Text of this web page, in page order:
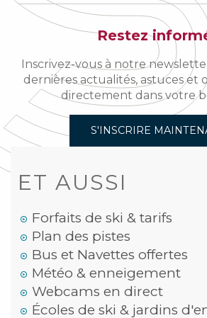
Restez
Inscrivez-vous à notre
dernières actualités, astuces et
directement dans votre
S'INSCRIRE
ET AUSSI
Forfaits de ski & tarifs
Plan des pistes
Bus et Navettes offertes
Météo & enneigement
Webcams en direct
Écoles de ski & jardins